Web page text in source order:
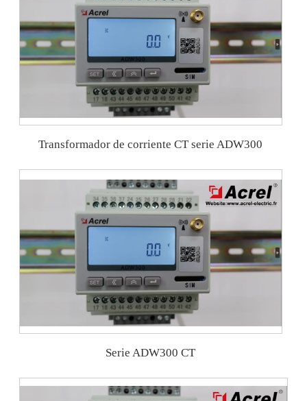
Transformador de corriente CT serie ADW300
Serie ADW300 CT